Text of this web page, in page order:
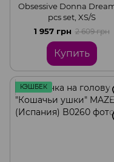
Obsessive Donna
pcs set, XS/S
1 957 грн 2 609 грн
Купить
КЭШБЕК